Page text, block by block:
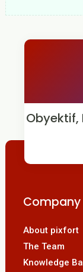
Obyektif,
Company
About pixfort
The Team
Knowledge